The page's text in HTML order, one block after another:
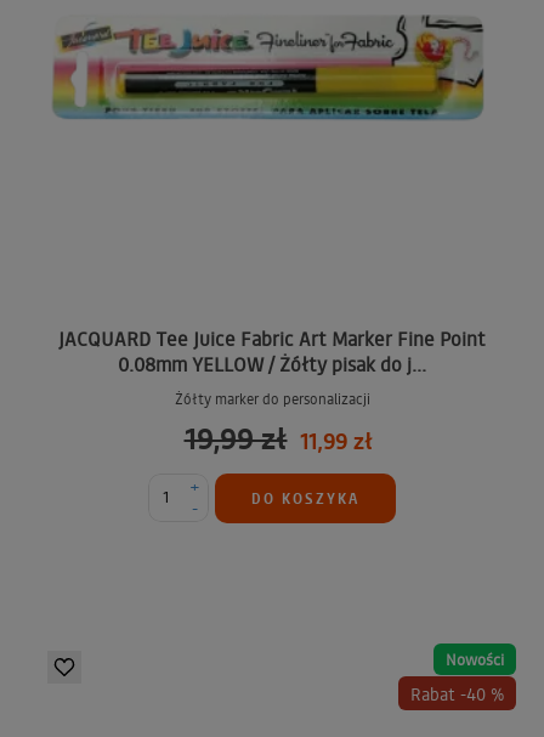
JACQUARD Tee Juice Fabric Art Marker Fine Point
0.08mm YELLOW / Żółty pisak do j...
Żółty marker do personalizacji
19,99 zł 11,99 zł
-
+
DO KOSZYKA
Nowości
Rabat -40 %